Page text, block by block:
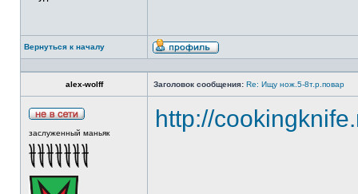
Вернуться к началу
alex-wolff Заголовок сообщения: Re: Ищу нож.5-8т.р.повар
заслуженный маньяк
http://